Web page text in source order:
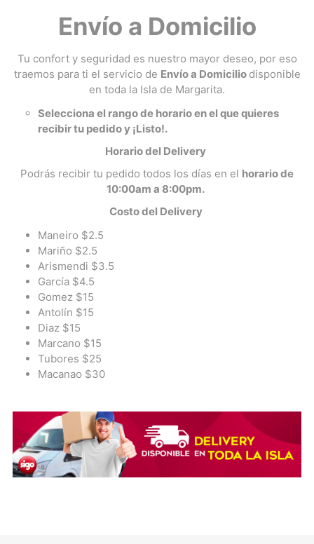
Envío a Domicilio
Tu confort y seguridad es nuestro mayor deseo, por eso
traemos para ti el servicio de Envío a Domicilio disponible
en toda la Isla de Margarita.
Selecciona el rango de horario en el que quieres
recibir tu pedido y ¡Listo!.
Horario del Delivery
Podrás recibir tu pedido todos los días en el horario de
10:00am a 8:00pm.
Costo del Delivery
Maneiro $2.5
Mariño $2.5
Arismendi $3.5
García $4.5
Gomez $15
Antolín $15
Diaz $15
Marcano $15
Tubores $25
Macanao $30